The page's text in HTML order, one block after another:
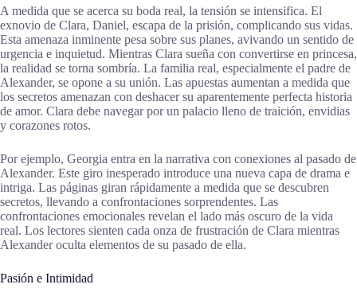
A medida que se acerca su boda real, la tensión se intensifica. El
exnovio de Clara, Daniel, escapa de la prisión, complicando sus vidas.
Esta amenaza inminente pesa sobre sus planes, avivando un sentido de
urgencia e inquietud. Mientras Clara sueña con convertirse en princesa,
la realidad se torna sombría. La familia real, especialmente el padre de
Alexander, se opone a su unión. Las apuestas aumentan a medida que
los secretos amenazan con deshacer su aparentemente perfecta historia
de amor. Clara debe navegar por un palacio lleno de traición, envidias
y corazones rotos.
Por ejemplo, Georgia entra en la narrativa con conexiones al pasado de
Alexander. Este giro inesperado introduce una nueva capa de drama e
intriga. Las páginas giran rápidamente a medida que se descubren
secretos, llevando a confrontaciones sorprendentes. Las
confrontaciones emocionales revelan el lado más oscuro de la vida
real. Los lectores sienten cada onza de frustración de Clara mientras
Alexander oculta elementos de su pasado de ella.
Pasión e Intimidad